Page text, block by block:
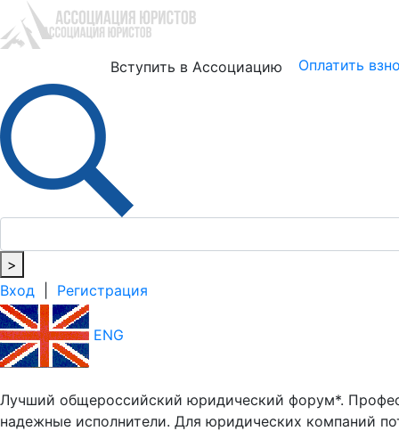
Вступить в Ассоциацию Оплатить
>
Вход
Регистрация
ENG
Лучший общероссийский юридический форум*.
надежные исполнители. Для юридических компаний